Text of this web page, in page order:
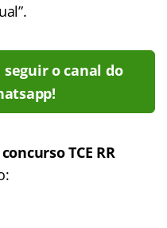
o canal do
concurso TCE RR